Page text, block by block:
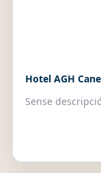
Hotel AGH
Sense